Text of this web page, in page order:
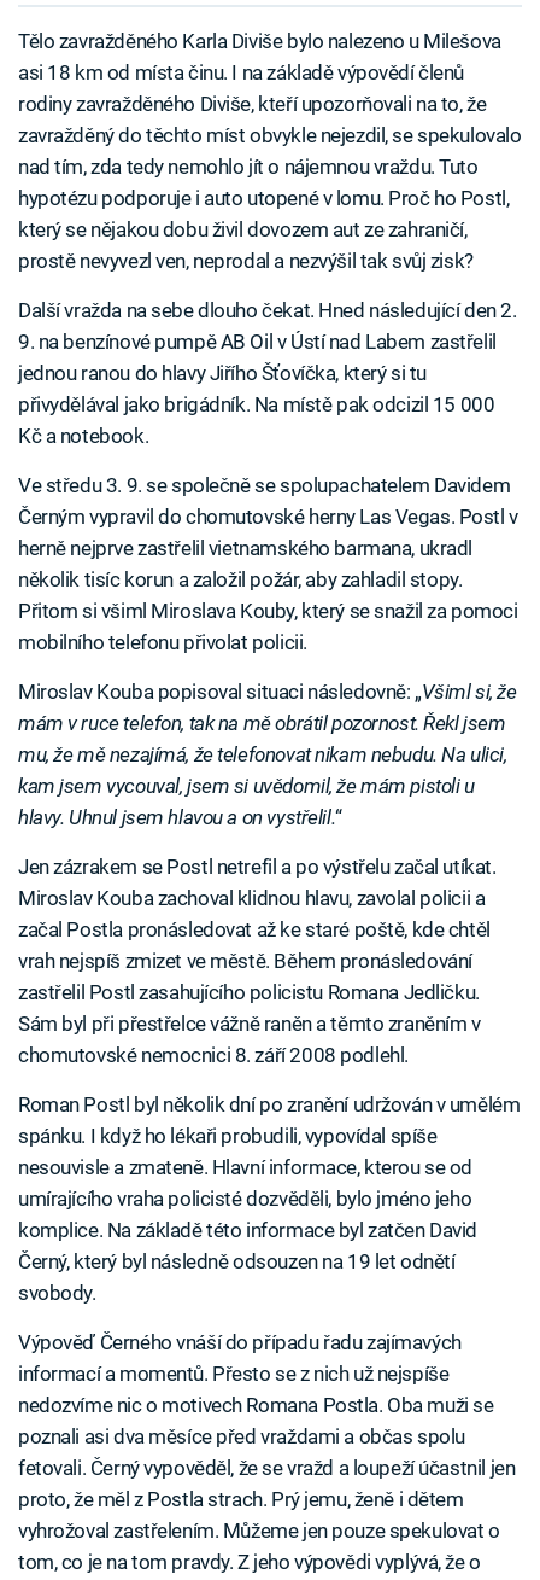
Tělo zavražděného Karla Diviše bylo nalezeno u Milešova
asi 18 km od místa činu. I na základě výpovědí členů
rodiny zavražděného Diviše, kteří upozorňovali na to, že
zavražděný do těchto míst obvykle nejezdil, se spekulovalo
nad tím, zda tedy nemohlo jít o nájemnou vraždu. Tuto
hypotézu podporuje i auto utopené v lomu. Proč ho Postl,
který se nějakou dobu živil dovozem aut ze zahraničí,
prostě nevyvezl ven, neprodal a nezvýšil tak svůj zisk?
Další vražda na sebe dlouho čekat. Hned následující den 2.
9. na benzínové pumpě AB Oil v Ústí nad Labem zastřelil
jednou ranou do hlavy Jiřího Šťovíčka, který si tu
přivydělával jako brigádník. Na místě pak odcizil 15 000
Kč a notebook.
Ve středu 3. 9. se společně se spolupachatelem Davidem
Černým vypravil do chomutovské herny Las Vegas. Postl v
herně nejprve zastřelil vietnamského barmana, ukradl
několik tisíc korun a založil požár, aby zahladil stopy.
Přitom si všiml Miroslava Kouby, který se snažil za pomoci
mobilního telefonu přivolat policii.
Miroslav Kouba popisoval situaci následovně: „Všiml si, že
mám v ruce telefon, tak na mě obrátil pozornost. Řekl jsem
mu, že mě nezajímá, že telefonovat nikam nebudu. Na ulici,
kam jsem vycouval, jsem si uvědomil, že mám pistoli u
hlavy. Uhnul jsem hlavou a on vystřelil.“
Jen zázrakem se Postl netrefil a po výstřelu začal utíkat.
Miroslav Kouba zachoval klidnou hlavu, zavolal policii a
začal Postla pronásledovat až ke staré poště, kde chtěl
vrah nejspíš zmizet ve městě. Během pronásledování
zastřelil Postl zasahujícího policistu Romana Jedličku.
Sám byl při přestřelce vážně raněn a těmto zraněním v
chomutovské nemocnici 8. září 2008 podlehl.
Roman Postl byl několik dní po zranění udržován v umělém
spánku. I když ho lékaři probudili, vypovídal spíše
nesouvisle a zmateně. Hlavní informace, kterou se od
umírajícího vraha policisté dozvěděli, bylo jméno jeho
komplice. Na základě této informace byl zatčen David
Černý, který byl následně odsouzen na 19 let odnětí
svobody.
Výpověď Černého vnáší do případu řadu zajímavých
informací a momentů. Přesto se z nich už nejspíše
nedozvíme nic o motivech Romana Postla. Oba muži se
poznali asi dva měsíce před vraždami a občas spolu
fetovali. Černý vypověděl, že se vražd a loupeží účastnil jen
proto, že měl z Postla strach. Prý jemu, ženě i dětem
vyhrožoval zastřelením. Můžeme jen pouze spekulovat o
tom, co je na tom pravdy. Z jeho výpovědi vyplývá, že o